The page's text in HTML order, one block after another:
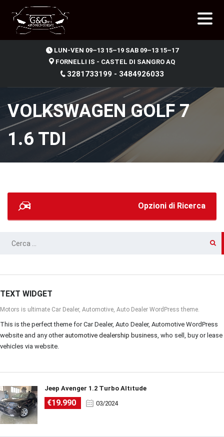
LUN-VEN 09–13 15–19 SAB 09–13 15–17
FORNELLI IS - CASTEL DI SANGRO AQ
3281733199 - 3484926033
VOLKSWAGEN GOLF 7
1.6 TDI
Opzioni di Ricerca
RICERCA
TEXT WIDGET
Motors is ultimate Car Dealer, Automotive, Auto Dealer WordPress theme.
This is the perfect theme for Car Dealer, Auto Dealer, Automotive WordPress
website and any other automotive dealership business, who sell, buy or lease
vehicles via website.
Jeep Avenger 1.2 Turbo Altitude
€19.990 03/2024